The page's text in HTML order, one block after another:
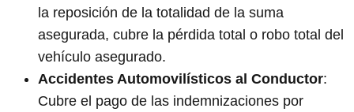
la reposición de la totalidad de la suma
asegurada, cubre la pérdida total o robo total del
vehículo asegurado.
Accidentes Automovilísticos al Conductor:
Cubre el pago de las indemnizaciones por